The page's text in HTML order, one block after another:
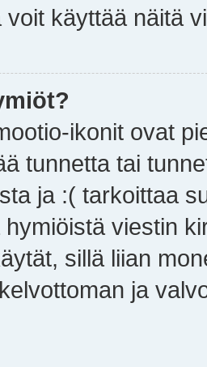
voit käyttää näitä
ikonit ovat
tunnetta tai
ja :( tarkoittaa
viestin
sillä liian
ja